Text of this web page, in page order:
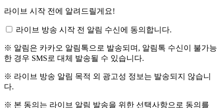
라이브 시작 전에 알려드릴게요!
라이브 방송 시작 전 알림 수신에 동의합니다.
※ 알림은 카카오 알림톡으로 발송되며, 알림톡 수신이 불가능
한 경우 SMS로 대체 발송될 수 있습니다.
※ 라이브 방송 알림 목적 외 광고성 정보는 발송되지 않습니
다.
※ 본 동의는 라이브 알림 발송을 위한 선택사항으로 동의를